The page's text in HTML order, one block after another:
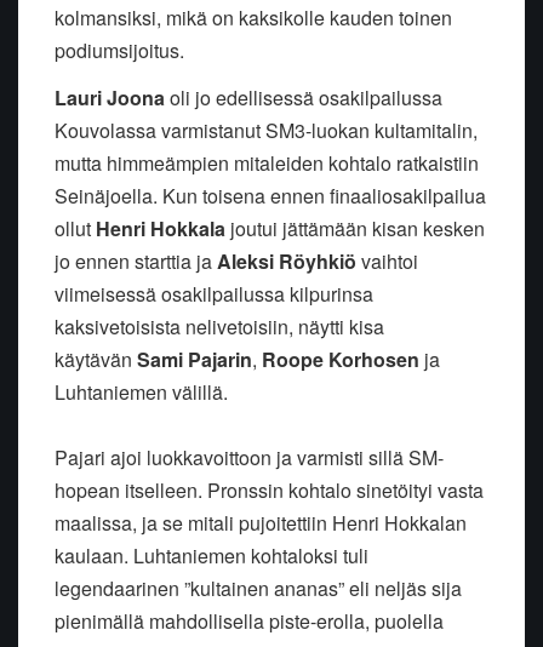
kolmansiksi, mikä on kaksikolle kauden toinen
podiumsijoitus.
Lauri Joonaoli jo edellisessä osakilpailussa
Kouvolassa varmistanut SM3-luokan kultamitalin,
mutta himmeämpien mitaleiden kohtalo ratkaistiin
Seinäjoella. Kun toisena ennen finaaliosakilpailua
ollut Henri Hokkala joutui jättämään kisan kesken
jo ennen starttia jaAleksi Röyhkiö vaihtoi
viimeisessä osakilpailussa kilpurinsa
kaksivetoisista nelivetoisiin, näytti kisa
käytävän Sami Pajarin, Roope Korhosen ja
Luhtaniemen välillä.
Pajari ajoi luokkavoittoon ja varmisti sillä SM-
hopean itselleen. Pronssin kohtalo sinetöityi vasta
maalissa, ja se mitali pujoitettiin Henri Hokkalan
kaulaan. Luhtaniemen kohtaloksi tuli
legendaarinen ”kultainen ananas” eli neljäs sija
pienimällä mahdollisella piste-erolla, puolella